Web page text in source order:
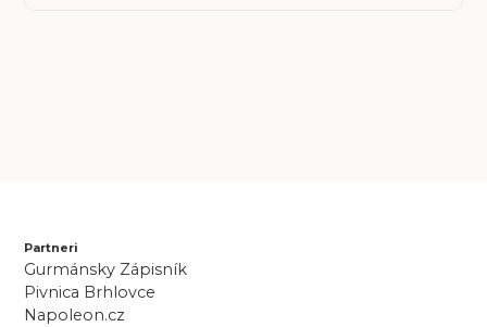
Partneri
Gurmánsky Zápisník
Pivnica Brhlovce
Napoleon.cz